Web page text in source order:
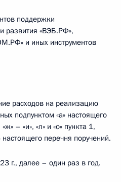
поддержки
развития «ВЭБ.РФ»,
и иных инструментов
расходов на реализацию
подпунктом «а» настоящего
– «и», «л» и «о» пункта 1,
перечня поручений.
г., далее – один раз в год.